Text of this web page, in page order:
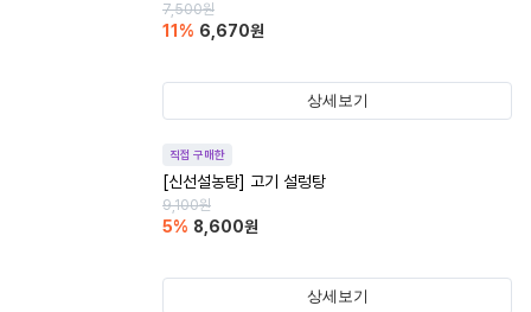
7,500원
11 % 6,670원
상세보기
직접 구매한
[신선설농탕] 고기 설렁탕
9,100원
5% 8,600원
상세보기